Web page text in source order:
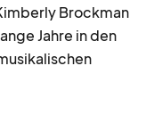
Brockman
Jahre in den